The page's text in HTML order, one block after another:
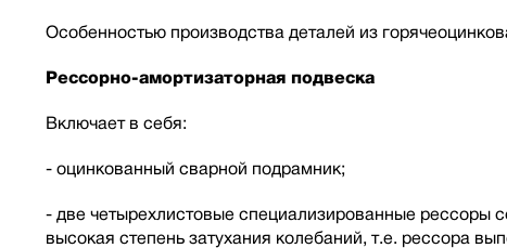
Особенностью производства деталей из
Рессорно-амортизаторная подвеска
Включает в себя:
- оцинкованный сварной подрамник;
- две четырехлистовые специализированные рессоры
высокая степень затухания колебаний, т.е. рессора